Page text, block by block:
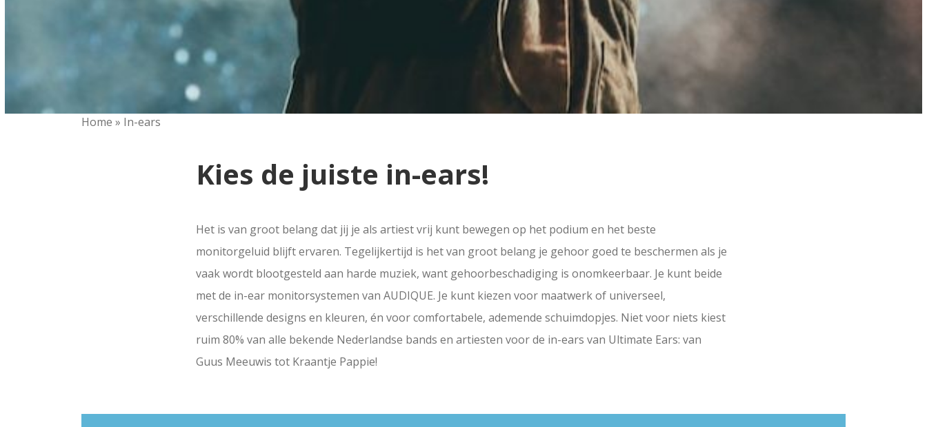
Home » In-ears
Kies de juiste in-ears!
Het is van groot belang dat jij je als artiest vrij kunt bewegen op het podium en het beste
monitorgeluid blijft ervaren. Tegelijkertijd is het van groot belang je gehoor goed te beschermen als je
vaak wordt blootgesteld aan harde muziek, want gehoorbeschadiging is onomkeerbaar. Je kunt beide
met de in-ear monitorsystemen van AUDIQUE. Je kunt kiezen voor maatwerk of universeel,
verschillende designs en kleuren, én voor comfortabele, ademende schuimdopjes. Niet voor niets kiest
ruim 80% van alle bekende Nederlandse bands en artiesten voor de in-ears van Ultimate Ears: van
Guus Meeuwis tot Kraantje Pappie!